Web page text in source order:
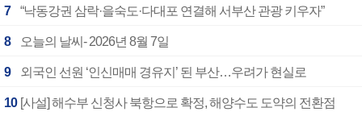
7 “낙동강권 삼락·을숙도·다대포 연결해 서부산 관광 키우자”
8 오늘의 날씨- 2026년 8월 7일
9 외국인 선원 ‘인신매매 경유지’ 된 부산…우려가 현실로
10 [사설] 해수부 신청사 북항으로 확정, 해양수도 도약의 전환점